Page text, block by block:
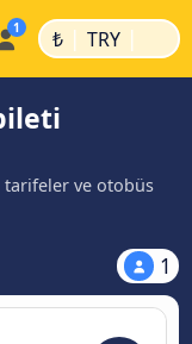
₺ | TRY |
tarifeler ve otobüs
1